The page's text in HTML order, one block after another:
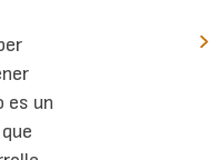
es un